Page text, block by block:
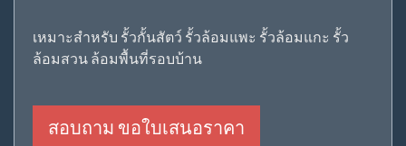
เหมาะสำหรับ รั้วกั้นสัตว์ รั้วล้อมแพะ รั้วล้อมแกะ รั้ว
ล้อมสวน ล้อมพื้นที่รอบบ้าน
สอบถาม ขอใบเสนอราคา